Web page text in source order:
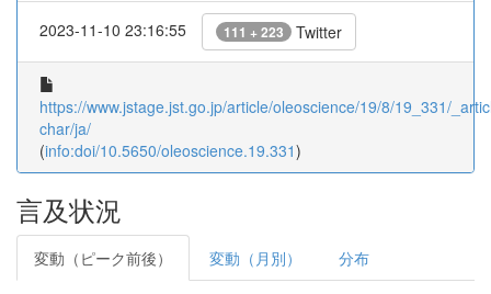
2023-11-10 23:16:55 111 + 223 Twitter
https://www.jstage.jst.go.jp/article/oleoscience/19/8/19_331/
char/ja/
(info:doi/10.5650/oleoscience.19.331)
言及状況
変動（ピーク前後） 変動（月別） 分布